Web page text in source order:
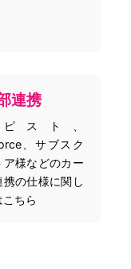
連携
スト、
、サブスク
ア様などのカー
携の仕様に関し
こちら